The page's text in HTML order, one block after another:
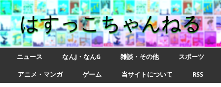
はすっこちゃんねる
ニュース なんJ・なんG 雑談・その他
スポーツ
アニメ・マンガ
ゲーム 当サイトについて RSS